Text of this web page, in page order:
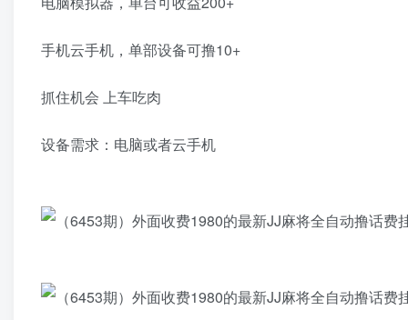
手机云手机，单部设备可撸10+
抓住机会 上车吃肉
设备需求：电脑或者云手机